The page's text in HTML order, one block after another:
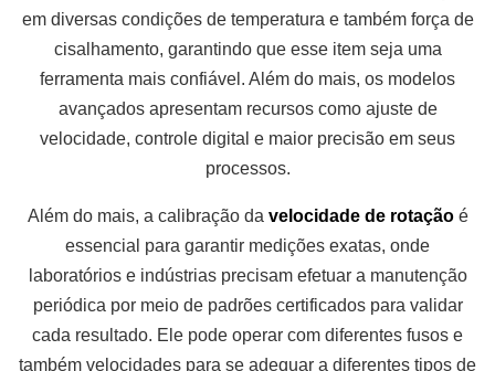
em diversas condições de temperatura e também força de
cisalhamento, garantindo que esse item seja uma
ferramenta mais confiável. Além do mais, os modelos
avançados apresentam recursos como ajuste de
velocidade, controle digital e maior precisão em seus
processos.
Além do mais, a calibração da velocidade de rotação é
essencial para garantir medições exatas, onde
laboratórios e indústrias precisam efetuar a manutenção
periódica por meio de padrões certificados para validar
cada resultado. Ele pode operar com diferentes fusos e
também velocidades para se adequar a diferentes tipos de